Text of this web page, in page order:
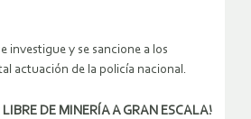
investigue y se sancione a los
actuación de la policía nacional.
DE MINERÍA A GRAN ESCALA!